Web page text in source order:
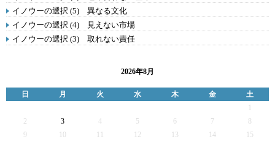
イノウーの選択 (5) 異なる文化
イノウーの選択 (4) 見えない市場
イノウーの選択 (3) 取れない責任
2026年8月
日 月 火 水 木 金
土
2
3 4 5 6 7
9
12 13 14
15